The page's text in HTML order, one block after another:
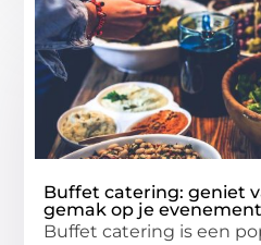
Buffet catering: geniet
gemak op je evenement
Buffet catering is een